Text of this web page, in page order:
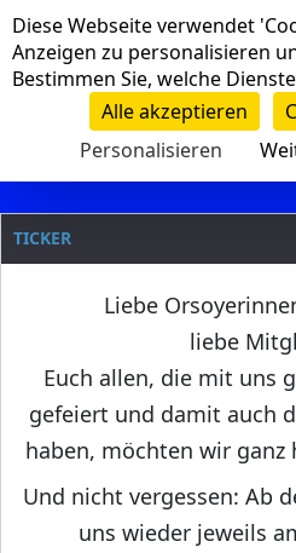
Navigation
Clanname
TICKER
Liebe
liebe
Euch allen, die mit uns
gefeiert und damit auch
haben, möchten wir ganz
Und nicht vergessen: Ab
uns wieder jeweils
Cookie-Einstellungen
Diese Webseite verwendet
Anzeigen zu personalisieren
Bestimmen Sie, welche
Alle akzeptieren
Personalisieren